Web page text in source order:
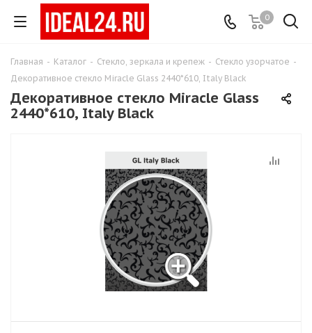
0
Главная - Каталог - Стекло, зеркала и крепеж - Стекло узорчатое -
Декоративное стекло Miracle Glass 2440*610, Italy Black
Декоративное стекло Miracle Glass
2440*610, Italy Black